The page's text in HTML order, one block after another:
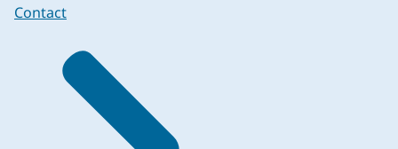
Contact